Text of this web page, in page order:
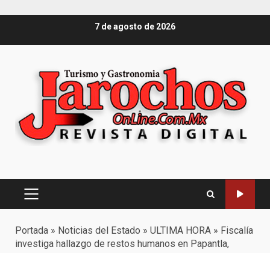
contenido
7 de agosto de 2026
Menú
principal
Portada » Noticias del Estado » ULTIMA HORA » Fiscalía
investiga hallazgo de restos humanos en Papantla,